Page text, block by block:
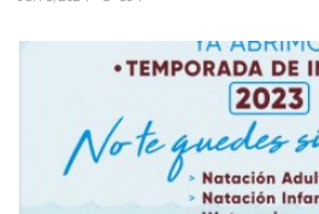
FUTBOL INTERNO 2025